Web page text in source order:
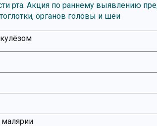
рта. Акция по раннему выявлению
органов головы и шеи